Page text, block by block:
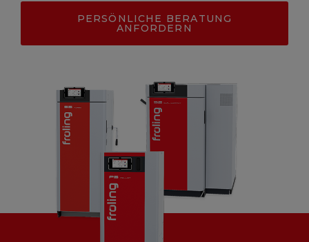
PERSÖNLICHE BERATUNG
ANFORDERN